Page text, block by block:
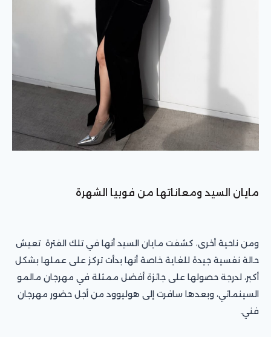
مايان السيد ومعاناتها من فوبيا الشهرة
ومن ناحية أخرى، كشفت مايان السيد أنها في تلك الفترة تعيش
حالة نفسية جيدة للغاية خاصة أنها بدأت تركز على عملها بشكل
أكبر، لدرجة حصولها على جائزة أفضل ممثلة في مهرجان مالمو
السينمائي، وبعدها سافرت إلى هوليوود من أجل حضور مهرجان
فني.